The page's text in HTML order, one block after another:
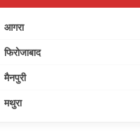
आगरा
फिरोजाबाद
मैनपुरी
मथुरा